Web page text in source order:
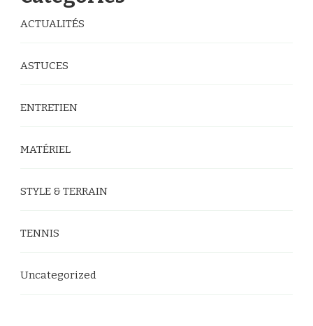
ACTUALITÉS
ASTUCES
ENTRETIEN
MATÉRIEL
STYLE & TERRAIN
TENNIS
Uncategorized